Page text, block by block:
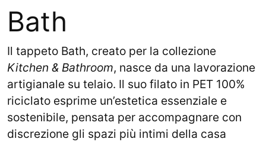
Bath
Il tappeto Bath, creato per la collezione
Kitchen & Bathroom, nasce da una lavorazione
artigianale su telaio. Il suo filato in PET 100%
riciclato esprime un’estetica essenziale e
sostenibile, pensata per accompagnare con
discrezione gli spazi più intimi della casa